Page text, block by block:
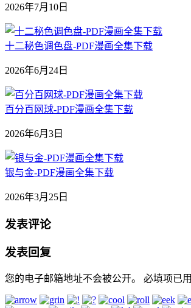
2026年7月10日
十二秘色调色盘-PDF漫画全集下载
2026年6月24日
百分百网球-PDF漫画全集下载
2026年6月3日
银与金-PDF漫画全集下载
2026年3月25日
发表评论
发表回复
您的电子邮箱地址不会被公开。 必填项已用